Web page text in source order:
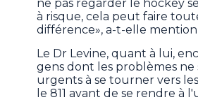
ne pas regarder le hockey
à risque, cela peut faire
différence», a-t-elle
Le Dr Levine, quant à lui,
gens dont les problèmes ne
urgents à se tourner vers
le 811 avant de se rendre à